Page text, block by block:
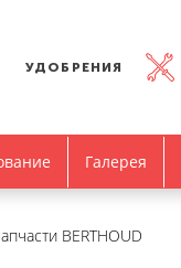
УДОБРЕНИЯ
Галерея
BERTHOUD